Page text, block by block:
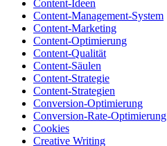
Content-Ideen
Content-Management-System
Content-Marketing
Content-Optimierung
Content-Qualität
Content-Säulen
Content-Strategie
Content-Strategien
Conversion-Optimierung
Conversion-Rate-Optimierung
Cookies
Creative Writing